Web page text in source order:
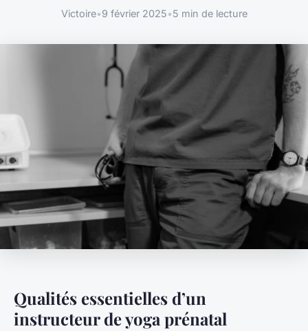
Victoire•9 février 2025•5 min de lecture
Qualités essentielles d’un
instructeur de yoga prénatal